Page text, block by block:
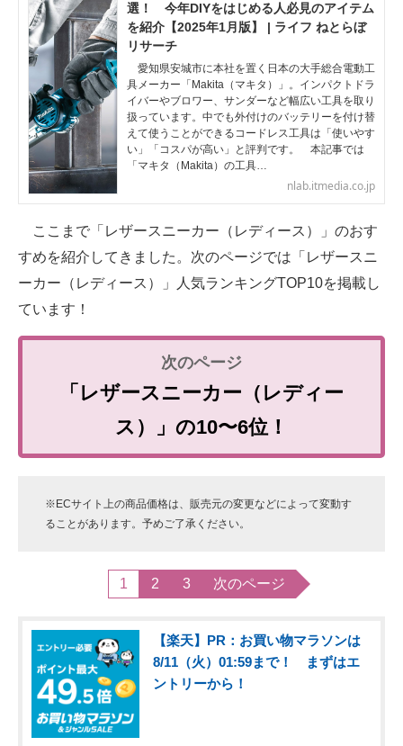
選！ 今年DIYをはじめる人必見のアイテム
を紹介【2025年1月版】 | ライフ ねとらぼ
リサーチ
愛知県安城市に本社を置く日本の大手総合電動工
具メーカー「Makita（マキタ）」。インパクトドラ
イバーやブロワー、サンダーなど幅広い工具を取り
扱っています。中でも外付けのバッテリーを付け替
えて使うことができるコードレス工具は「使いやす
い」「コスパが高い」と評判です。 本記事では
「マキタ（Makita）の工具…
nlab.itmedia.co.jp
ここまで「レザースニーカー（レディース）」のおす
すめを紹介してきました。次のページでは「レザースニ
ーカー（レディース）」人気ランキングTOP10を掲載し
ています！
「レザースニーカー（レディー
ス）」の10〜6位！
※ECサイト上の商品価格は、販売元の変更などによって変動す
ることがあります。予めご了承ください。
1 2 3 次のページ
【楽天】PR：お買い物マラソンは
8/11（火）01:59まで！ まずはエ
ントリーから！